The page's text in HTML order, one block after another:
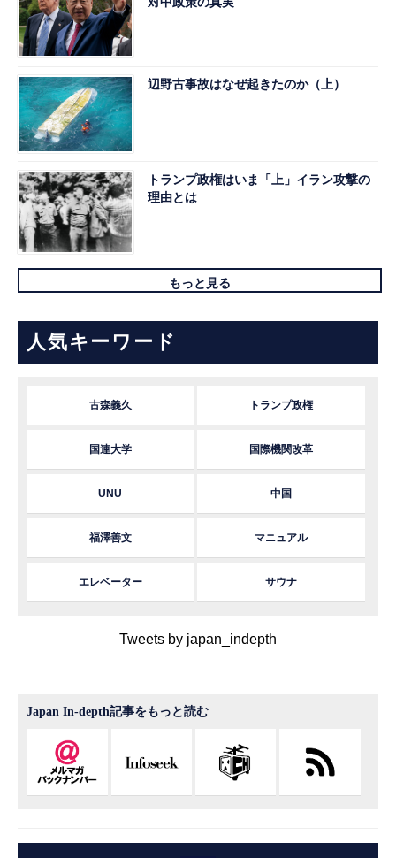
辺野古事故はなぜ起きたのか（上）
トランプ政権はいま「上」イラン攻撃の
理由とは
もっと見る
人気キーワード
古森義久 トランプ政権
国連大学 国際機関改革
UNU 中国
福澤善文 マニュアル
エレベーター サウナ
Tweets by japan_indepth
Japan In-depth記事をもっと読む